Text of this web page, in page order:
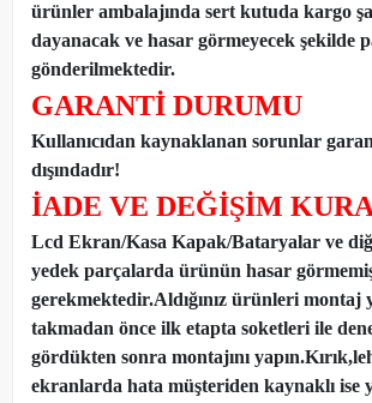
ürünler ambalajında sert kutuda kargo
dayanacak ve hasar görmeyecek şekilde
gönderilmektedir.
GARANTİ DURUMU
Kullanıcıdan kaynaklanan sorunlar
dışındadır!
İADE VE DEĞİŞİM
Lcd Ekran/Kasa Kapak/Bataryalar ve
yedek parçalarda ürünün hasar
gerekmektedir.Aldığınız ürünleri montaj
takmadan önce ilk etapta soketleri ile
gördükten sonra montajını
ekranlarda hata müşteriden kaynaklı ise